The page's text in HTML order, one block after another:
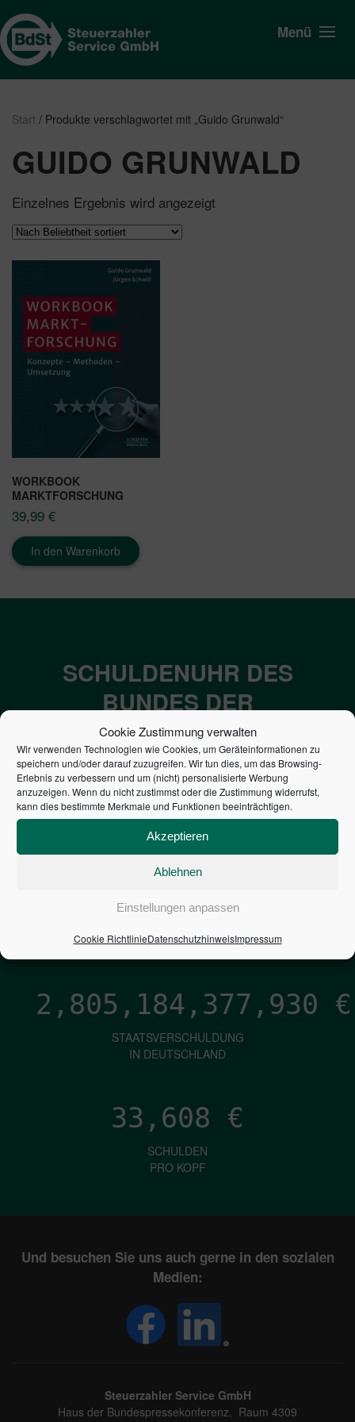
Cookie Zustimmung verwalten
Wir verwenden Technologien wie Cookies, um Geräteinformationen zu
speichern und/oder darauf zuzugreifen. Wir tun dies, um das Browsing-
Erlebnis zu verbessern und um (nicht) personalisierte Werbung
anzuzeigen. Wenn du nicht zustimmst oder die Zustimmung widerrufst,
kann dies bestimmte Merkmale und Funktionen beeinträchtigen.
Akzeptieren
Ablehnen
Einstellungen anpassen
Cookie RichtlinieDatenschutzhinweisImpressum
Menü
Start / Produkte verschlagwortet mit „Guido Grunwald“
GUIDO GRUNWALD
Einzelnes Ergebnis wird angezeigt
WORKBOOK
MARKTFORSCHUNG
39,99 €
In den Warenkorb
SCHULDENUHR DES
BUNDES DER
STEUERZAHLER
7,052€
NEUVERSCHULDUNG
PRO SEKUNDE
2,805,184,379,199 €
STAATSVERSCHULDUNG
IN DEUTSCHLAND
33,608 €
SCHULDEN
PRO KOPF
Und besuchen Sie uns auch gerne in den sozialen
Medien:
Steuerzahler Service GmbH
Haus der Bundespressekonferenz, Raum 4309